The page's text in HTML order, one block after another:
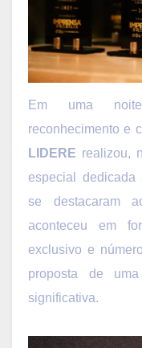
Em uma
reconhecimento e
LIDERE realizou,
especial dedicada
se destacaram
aconteceu em
exclusivo e
proposta de
significativa.